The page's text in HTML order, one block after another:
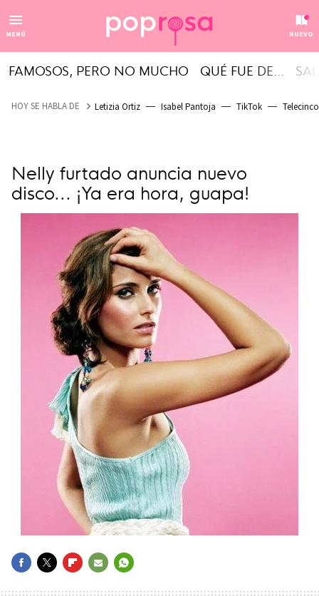
MENÚ NUEVO
FAMOSOS, PERO NO MUCHO QUÉ FUE DE...
HOY SE HABLA DE Letizia Ortiz Isabel Pantoja TikTok Telecinco
Nelly furtado anuncia nuevo
disco... ¡Ya era hora, guapa!